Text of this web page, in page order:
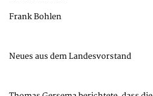
Frank Bohlen
Neues aus dem Landesvorstand